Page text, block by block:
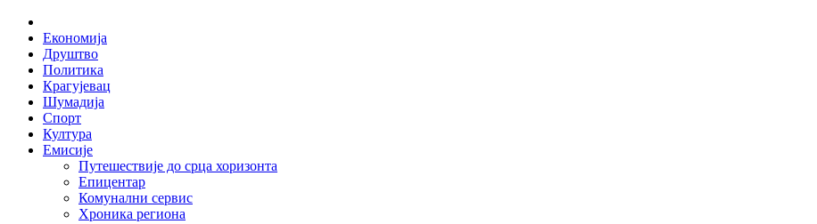
Skip
content
Економија
Друштво
Политика
Крагујевац
Шумадија
Спорт
Култура
Емисије
Путешествије до срца хоризонта
Епицентар
Комунални сервис
Хроника региона